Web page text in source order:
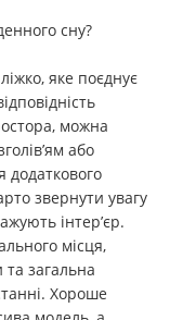
сну?
яке поєднує
можна
або
додаткового
звернути увагу
інтер’єр.
місця,
та загальна
Хороше